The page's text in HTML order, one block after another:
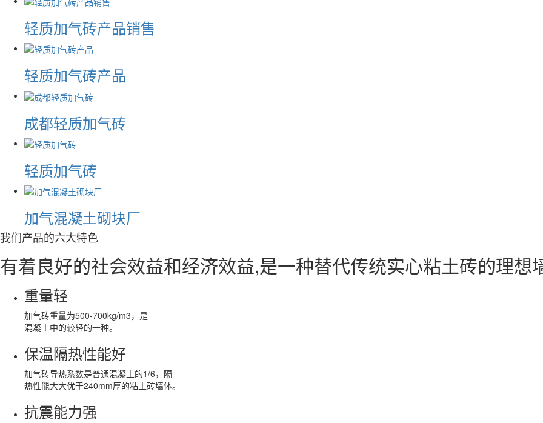
轻质加气砖产品销售
轻质加气砖产品
成都轻质加气砖
轻质加气砖
加气混凝土砌块厂
我们产品的六大特色
有着良好的社会效益和经济效益,是一种替代传统实心粘土砖的理想
重量轻
加气砖重量为500-700kg/m3，是
混凝土中的较轻的一种。
保温隔热性能好
加气砖导热系数是普通混凝土的1/6，隔
热性能大大优于240mm厚的粘土砖墙体。
抗震能力强